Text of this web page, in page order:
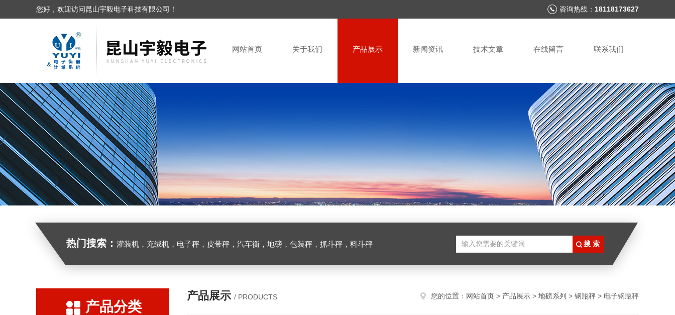
您好，欢迎访问昆山宇毅电子科技有限公司！ 咨询热线： 18118173627
网站首页 关于我们 产品展示 新闻资讯 技术文章 在线留言 联系我们
热门搜索： 灌装机，充绒机，电子秤，皮带秤，汽车衡，地磅，包装秤，抓斗秤，料斗秤
产品分类
产品展示 / PRODUCTS 您的位置： 网站首页 > 产品展示 > 地磅系列 > 钢瓶秤 > 电子钢瓶秤